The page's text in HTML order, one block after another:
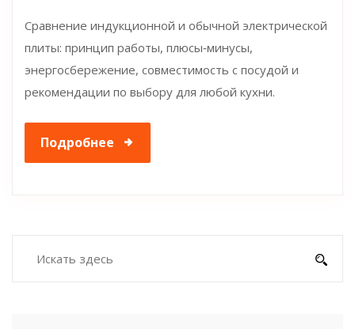
Сравнение индукционной и обычной электрической
плиты: принцип работы, плюсы‑минусы,
энергосбережение, совместимость с посудой и
рекомендации по выбору для любой кухни.
Подробнее